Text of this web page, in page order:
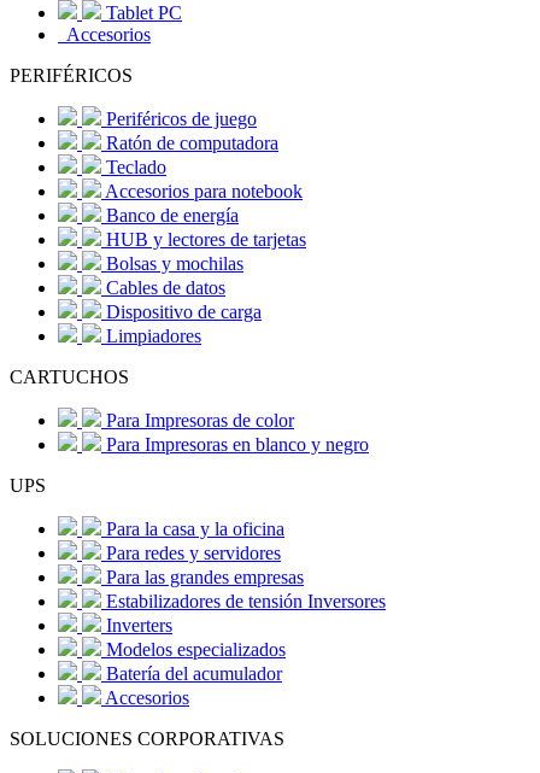
Tablet PC
Accesorios
PERIFÉRICOS
Periféricos de juego
Ratón de computadora
Teclado
Accesorios para notebook
Banco de energía
HUB y lectores de tarjetas
Bolsas y mochilas
Cables de datos
Dispositivo de carga
Limpiadores
CARTUCHOS
Para Impresoras de color
Para Impresoras en blanco y negro
UPS
Para la casa y la oficina
Para redes y servidores
Para las grandes empresas
Estabilizadores de tensión Inversores
Inverters
Modelos especializados
Batería del acumulador
Accesorios
SOLUCIONES CORPORATIVAS